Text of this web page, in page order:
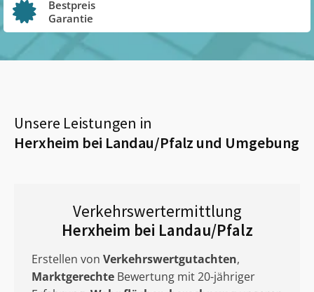
Bestpreis
Garantie
Unsere Leistungen in
Herxheim bei Landau/Pfalz und Umgebung
Verkehrswertermittlung
Herxheim bei Landau/Pfalz
Erstellen von Verkehrswertgutachten,
Marktgerechte Bewertung mit 20-jähriger